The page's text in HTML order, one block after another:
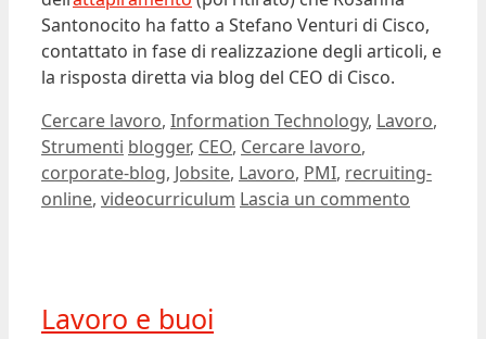
Santonocito ha fatto a Stefano Venturi di Cisco,
contattato in fase di realizzazione degli articoli, e
la risposta diretta via blog del CEO di Cisco.
Categorie
Cercare lavoro, Information Technology, Lavoro,
Strumenti Tag
blogger, CEO, Cercare lavoro,
corporate-blog, Jobsite, Lavoro, PMI, recruiting-
online, videocurriculum Lascia un commento
Lavoro e buoi